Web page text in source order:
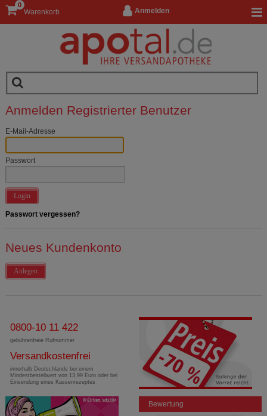
Anmelden
Warenkorb
0
Anmelden Registrierter Benutzer
E-Mail-Adresse
Passwort
Login
Passwort vergessen?
Neues Kundenkonto
Anlegen
0800-10 11 422
gebührenfreie Rufnummer
Versandkostenfrei
innerhalb Deutschlands bei einem
Mindestbestellwert von 13,99 Euro oder bei
Einsendung eines Kassenrezeptes
Bewertung